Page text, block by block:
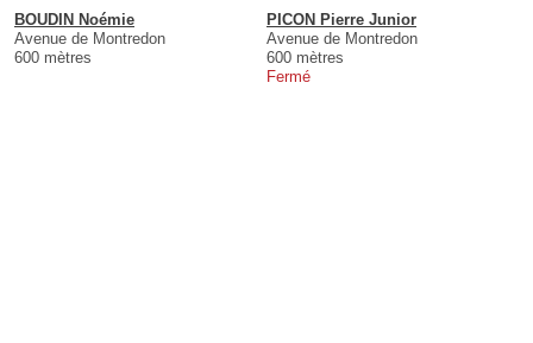
BOUDIN Noémie
Avenue de Montredon
600 mètres
PICON Pierre Junior
Avenue de Montredon
600 mètres
Fermé